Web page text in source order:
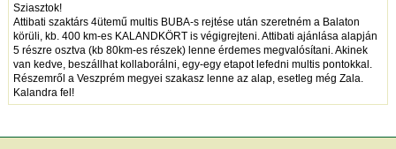
Sziasztok!
Attibati szaktárs 4ütemű multis BUBA-s rejtése után szeretném a Balaton
körüli, kb. 400 km-es KALANDKÖRT is végigrejteni. Attibati ajánlása alapján
5 részre osztva (kb 80km-es részek) lenne érdemes megvalósítani. Akinek
van kedve, beszállhat kollaborálni, egy-egy etapot lefedni multis pontokkal.
Részemről a Veszprém megyei szakasz lenne az alap, esetleg még Zala.
Kalandra fel!